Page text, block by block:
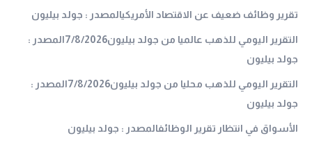
تقرير وظائف ضعيف عن الاقتصاد الأمريكيالمصدر : جولد بيليون
التقرير اليومي للذهب عالميا من جولد بيليون7/8/2026المصدر :
جولد بيليون
التقرير اليومي للذهب محليا من جولد بيليون7/8/2026المصدر :
جولد بيليون
الأسواق في انتظار تقرير الوظائفالمصدر : جولد بيليون